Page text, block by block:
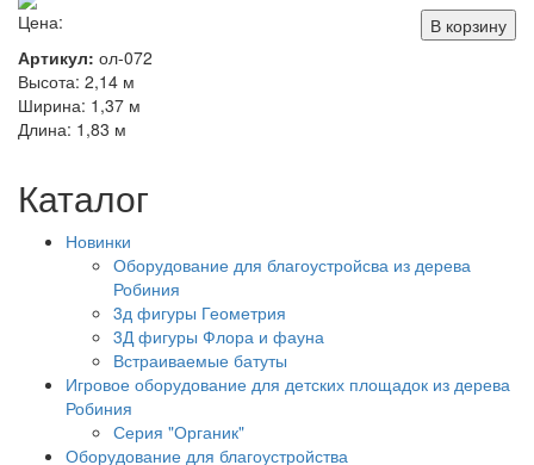
Цена:
В корзину
Артикул: ол-072
Высота: 2,14 м
Ширина: 1,37 м
Длина: 1,83 м
Каталог
Новинки
Оборудование для благоустройсва из дерева
Робиния
3д фигуры Геометрия
3Д фигуры Флора и фауна
Встраиваемые батуты
Игровое оборудование для детских площадок из дерева
Робиния
Серия "Органик"
Оборудование для благоустройства